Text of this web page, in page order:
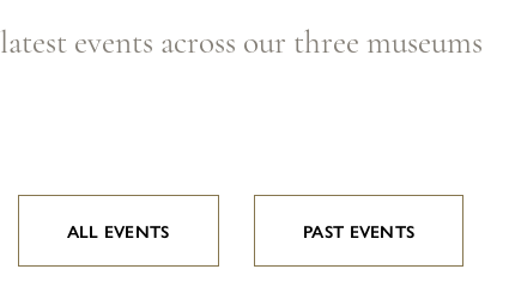
latest events across our three museums
ALL EVENTS PAST EVENTS